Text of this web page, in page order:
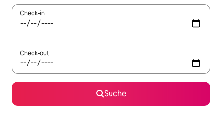
Check-in
Check-out
Suche